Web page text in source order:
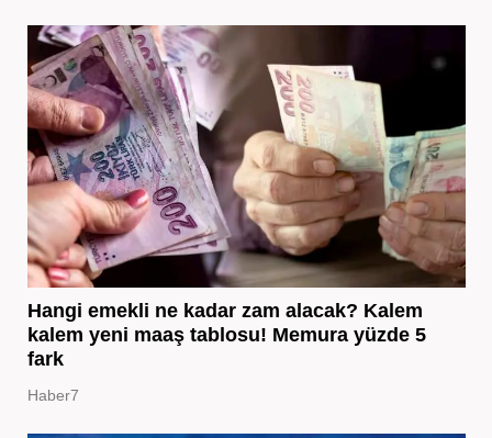
Hangi emekli ne kadar zam alacak? Kalem
kalem yeni maaş tablosu! Memura yüzde 5
fark
Haber7